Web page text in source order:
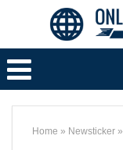
Home » Newsticker »